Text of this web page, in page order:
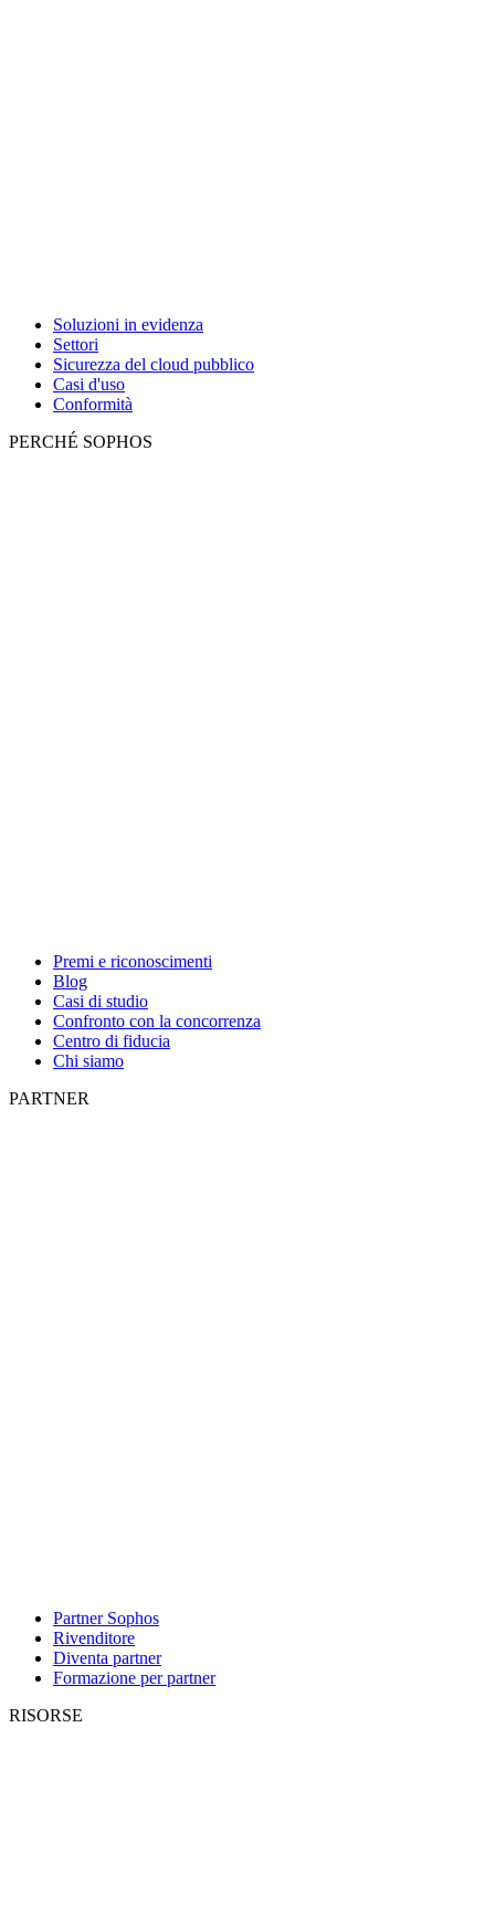
Soluzioni in evidenza
Settori
Sicurezza del cloud pubblico
Casi d'uso
Conformità
PERCHÉ SOPHOS
Premi e riconoscimenti
Blog
Casi di studio
Confronto con la concorrenza
Centro di fiducia
Chi siamo
PARTNER
Partner Sophos
Rivenditore
Diventa partner
Formazione per partner
RISORSE